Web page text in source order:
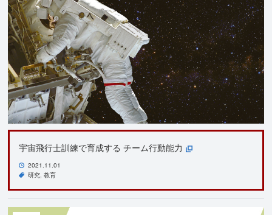
宇宙飛行士訓練で育成する チーム行動能力
2021.11.01
研究 教育